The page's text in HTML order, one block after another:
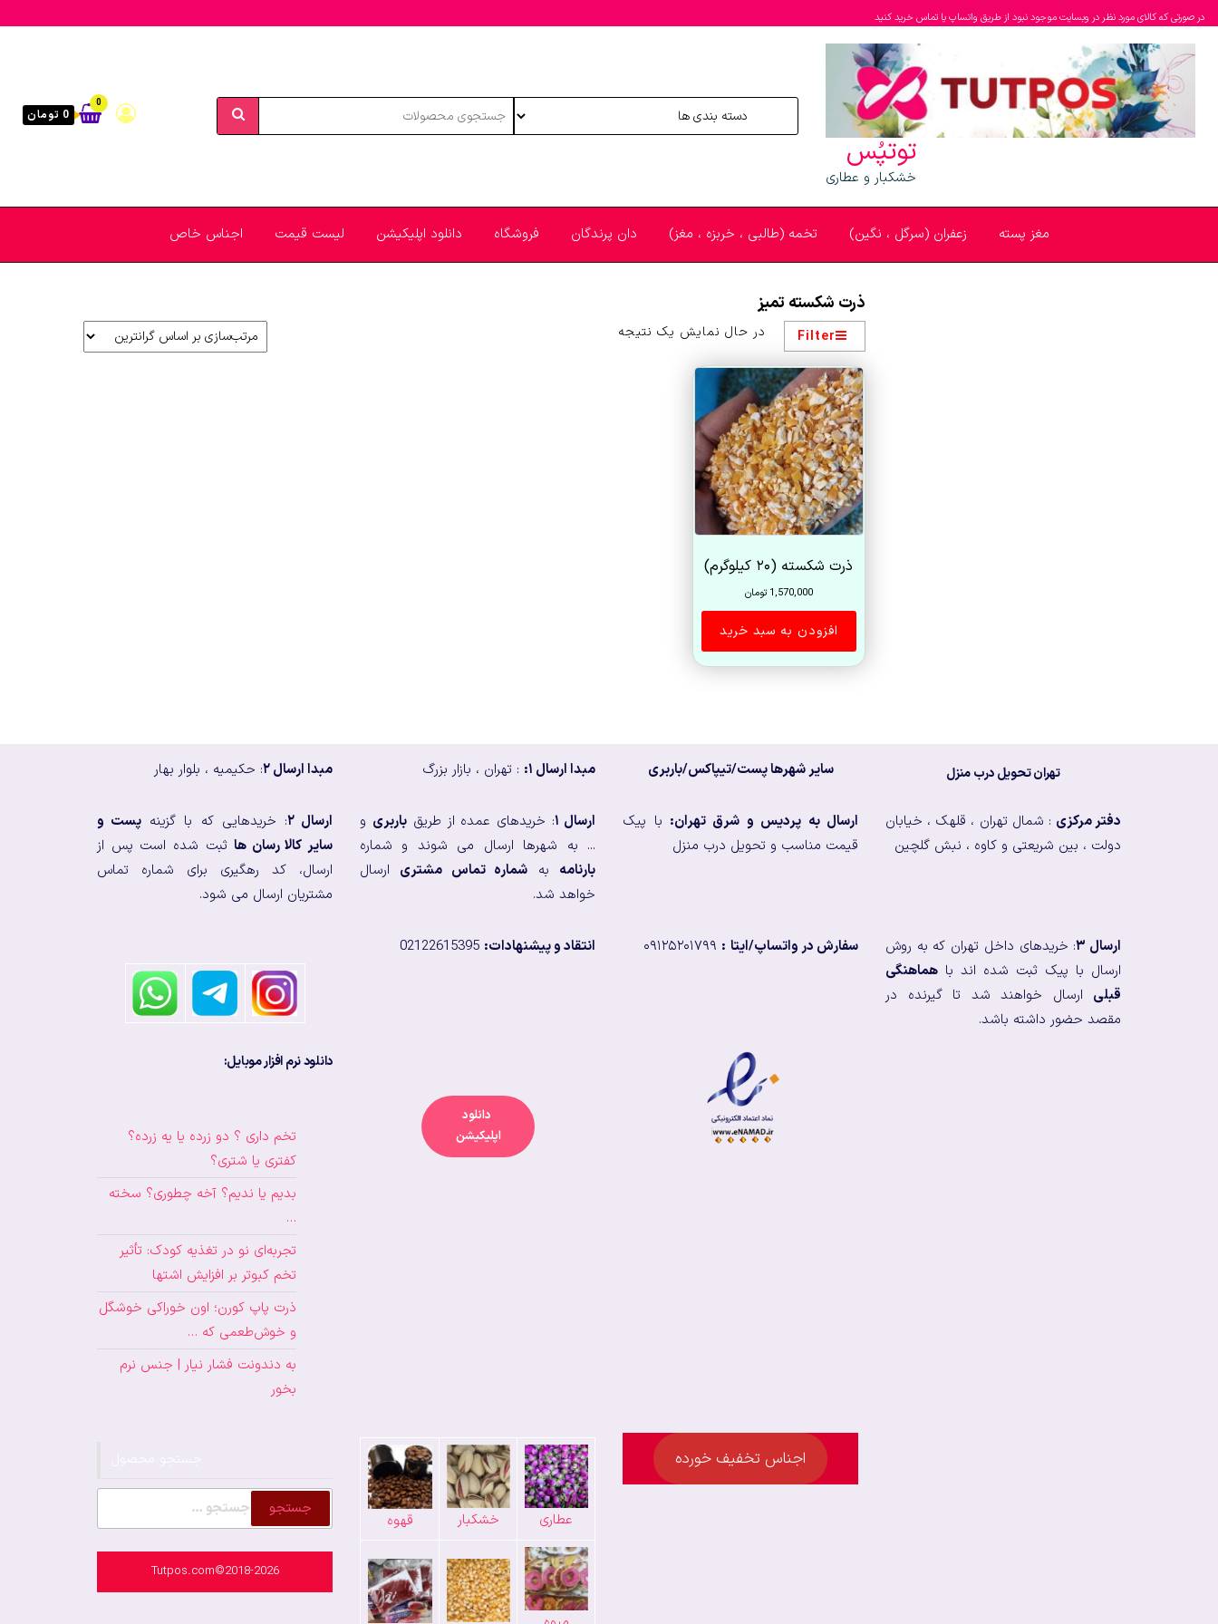
در صورتی که کالای مورد نظر در وبسایت موجود نبود از طریق واتساپ یا تماس خرید کنید
توتپُس
خشکبار و عطاری
0
0 تومان
مغز پسته زعفران (سرگل ، نگین) تخمه (طالبی ، خربزه ، مغز) دان پرندگان فروشگاه دانلود اپلیکیشن لیست قیمت اجناس خاص
ذرت شکسته تمیز
Filter در حال نمایش یک نتیجه
ذرت شکسته (۲۰ کیلوگرم)
1,570,000 تومان
افزودن به سبد خرید
تهران تحویل درب منزل سایر شهرها پست/تیپاکس/باربری مبدا ارسال ۱: : تهران ، بازار بزرگ مبدا ارسال ۲ : حکیمیه ، بلوار بهار
دفتر مرکزی : شمال تهران ، قلهک ، خیابان
دولت ، بین شریعتی و کاوه ، نبش گلچین
ارسال به پردیس و شرق تهران: با پیک
قیمت مناسب و تحویل درب منزل
ارسال ۱ : خریدهای عمده از طریقباربری و
... به شهرها ارسال می شوند و شماره
بارنامه به شماره تماس مشتری ارسال
خواهد شد.
ارسال ۲ : خریدهایی که با گزینه پست و
سایر کالا رسان هاثبت شده است پس از
ارسال، کد رهگیری برای شماره تماس
مشتریان ارسال می شود.
ارسال ۳
: خریدهای داخل تهران که به روش
ارسال با پیک ثبت شده اند با هماهنگی
قبلی ارسال خواهند شد تا گیرنده در
مقصد حضور داشته باشد.
سفارش در واتساپ/ایتا : انتقاد و پیشنهادات:
دانلود نرم افزار موبایل:
دانلود
اپلیکیشن
تخم داری ؟ دو زرده یا یه زرده؟
کفتری یا شتری؟
بدیم یا ندیم؟ آخه چطوری؟ سخته
…
تجربه‌ای نو در تغذیه کودک: تأثیر
تخم کبوتر بر افزایش اشتها
ذرت پاپ کورن؛ اون خوراکی خوشگل
و خوش‌طعمی که …
به دندونت فشار نیار | جنس نرم
بخور
اجناس تخفیف خورده
عطاری خشکبار قهوه
جستجو
برای:
Tutpos.com©2018-2026